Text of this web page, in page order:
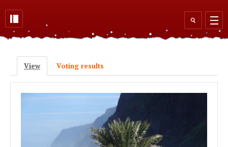
Search
form
Primary tabs
View(active tab)
Voting results